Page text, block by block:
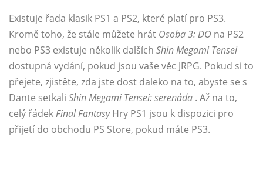
Existuje řada klasik PS1 a PS2, které platí pro PS3.
Kromě toho, že stále můžete hrát Osoba 3: DO na PS2
nebo PS3 existuje několik dalších Shin Megami Tensei
dostupná vydání, pokud jsou vaše věc JRPG. Pokud si to
přejete, zjistěte, zda jste dost daleko na to, abyste se s
Dante setkali Shin Megami Tensei:serenáda . Až na to,
celý řádekFinal FantasyHry PS1 jsou k dispozici pro
přijetí do obchodu PS Store, pokud máte PS3.